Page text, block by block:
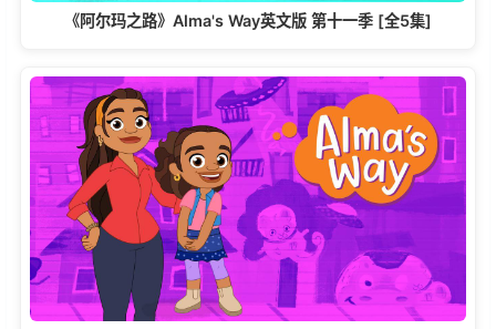
《阿尔玛之路》Alma's Way英文版 第十一季 [全5集]